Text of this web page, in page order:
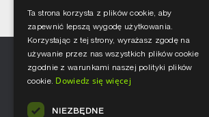
Ta strona korzysta z plików cookie, aby
zapewnić lepszą wygodę użytkowania.
Korzystając z tej strony, wyrażasz zgodę na
używanie przez nas wszystkich plików cookie
zgodnie z warunkami naszej polityki plików
cookie. Dowiedz się więcej
NIEZBĘDNE